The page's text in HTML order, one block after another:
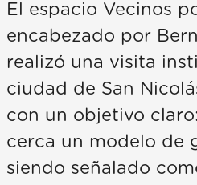
El espacio Vecinos
encabezado por
realizó una visita
ciudad de San
con un objetivo
cerca un modelo de
siendo señalado